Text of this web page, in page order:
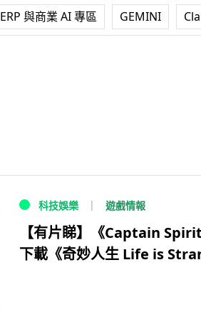
ERP 與商業 AI 專區 GEMINI
科技娛樂 遊戲情報
【有片睇】《Captain
下載《奇妙人生 Life is